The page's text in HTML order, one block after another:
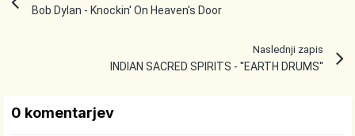
Bob Dylan - Knockin' On Heaven's Door
Naslednji zapis
INDIAN SACRED SPIRITS - ''EARTH DRUMS''
0 komentarjev